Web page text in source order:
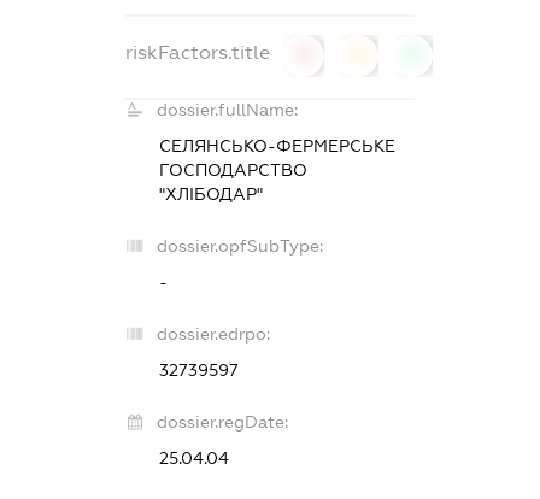
riskFactors.title
dossier.fullName:
СЕЛЯНСЬКО-ФЕРМЕРСЬКЕ
ГОСПОДАРСТВО
"ХЛІБОДАР"
dossier.opfSubType:
-
dossier.edrpo:
32739597
dossier.regDate:
25.04.04